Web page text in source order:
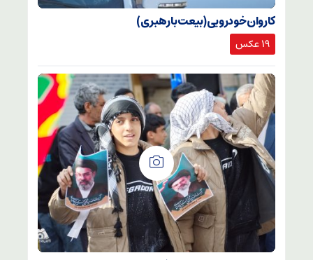
کاروان خودرویی (بیعت با رهبری )
۱۹ عکس